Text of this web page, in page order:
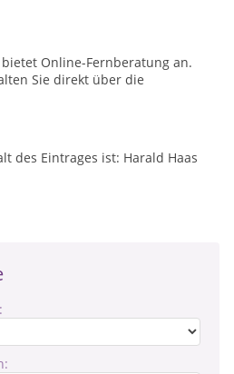
Online-Fernberatung an.
Sie direkt über die
des Eintrages ist: Harald Haas